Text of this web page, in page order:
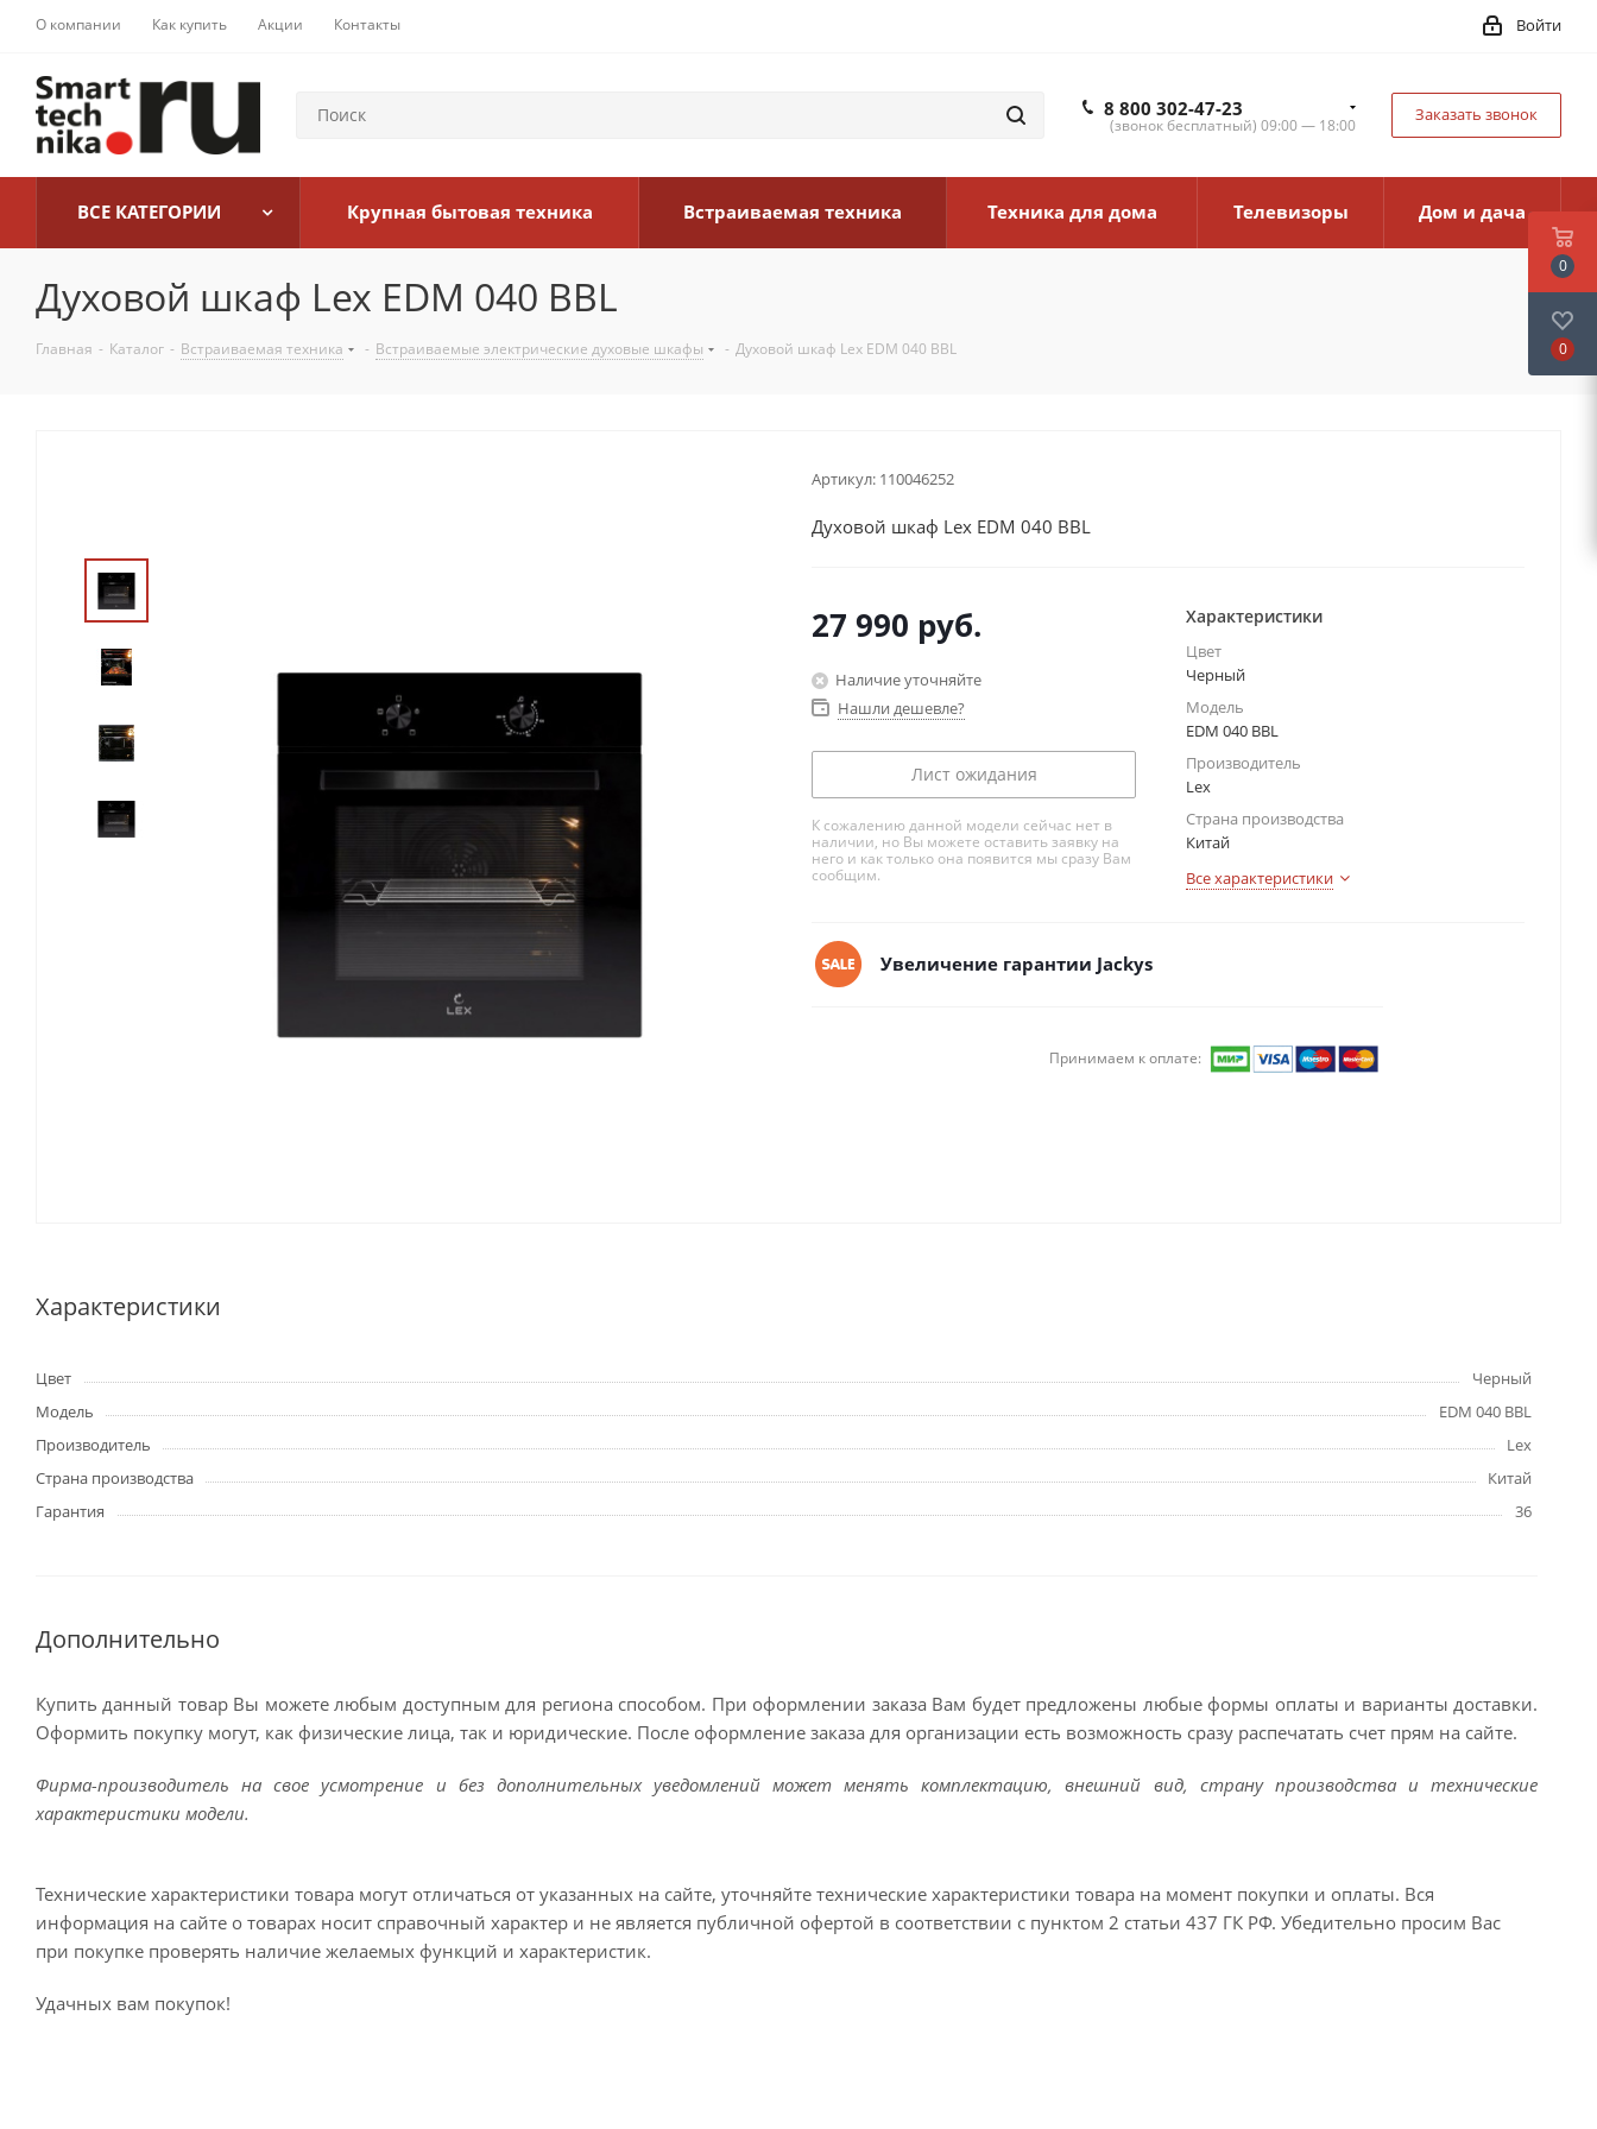
О компании Как купить Акции Контакты Войти
8 800 302-47-23
(звонок бесплатный) 09:00 — 18:00
Заказать звонок
ВСЕ КАТЕГОРИИ Крупная бытовая техника Встраиваемая техника Техника для дома Телевизоры Дом и дача
Духовой шкаф Lex EDM 040 BBL
Главная - Каталог - Встраиваемая техника - Встраиваемые электрические духовые шкафы - Духовой шкаф Lex EDM 040 BBL
Артикул: 110046252
Духовой шкаф Lex EDM 040 BBL
27 990 руб.
Наличие уточняйте
Нашли дешевле?
Лист ожидания
К сожалению данной модели сейчас нет в
наличии, но Вы можете оставить заявку на
него и как только она появится мы сразу Вам
сообщим.
Характеристики
Цвет
Черный
Модель
EDM 040 BBL
Производитель
Lex
Страна производства
Китай
Все характеристики
Увеличение гарантии Jackys
Принимаем к оплате:
Характеристики
Цвет
Черный
Модель
EDM 040 BBL
Производитель
Lex
Страна производства
Китай
Гарантия
36
Дополнительно
Купить данный товар Вы можете любым доступным для региона способом. При оформлении заказа Вам будет предложены любые формы оплаты и варианты доставки.
Оформить покупку могут, как физические лица, так и юридические. После оформление заказа для организации есть возможность сразу распечатать счет прям на сайте.
Фирма-производитель на свое усмотрение и без дополнительных уведомлений может менять комплектацию, внешний вид, страну производства и технические
характеристики модели.
Технические характеристики товара могут отличаться от указанных на сайте, уточняйте технические характеристики товара на момент покупки и оплаты. Вся
информация на сайте о товарах носит справочный характер и не является публичной офертой в соответствии с пунктом 2 статьи 437 ГК РФ. Убедительно просим Вас
при покупке проверять наличие желаемых функций и характеристик.
Удачных вам покупок!
0
0